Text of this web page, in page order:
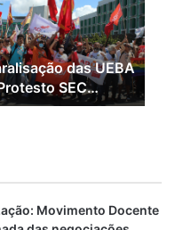
das UEBA
SEC
09/22)
Movimento Docente